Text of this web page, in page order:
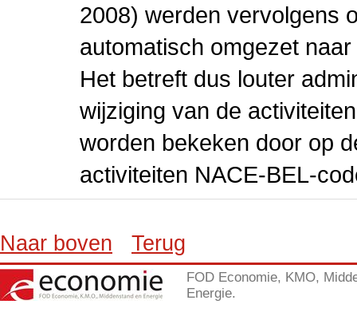
2008) werden vervolgens
automatisch omgezet
Het betreft dus louter
wijziging van de
worden bekeken door op
activiteiten NACE-BEL-
Naar boven Terug
FOD Economie, KMO,
Energie.